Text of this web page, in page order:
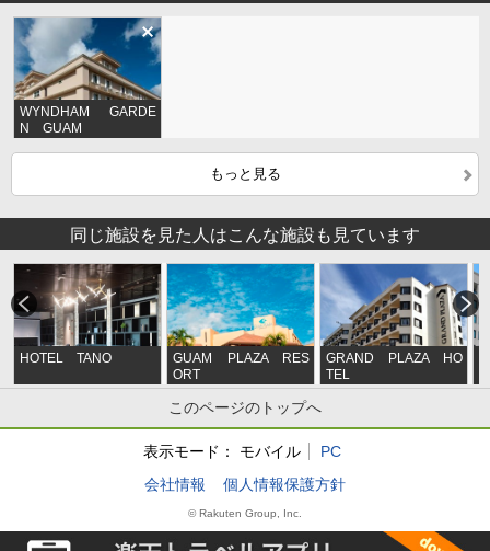
WYNDHAM GARDE
N GUAM
もっと見る
同じ施設を見た人はこんな施設も見ています
HOTEL TANO
GUAM PLAZA RES
ORT
GRAND PLAZA HO
TEL
このページのトップへ
表示モード： モバイル
PC
会社情報
個人情報保護方針
© Rakuten Group, Inc.